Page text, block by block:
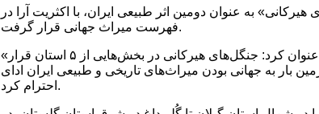
به عنوان دومین اثر طبیعی ایران، با اکثریت آرا در
فهرست میراث جهانی قرار گرفت.
«حجت الله ایوبی» دبیرکل کمیسیون ملی یونسکو در ایران عنوان کرد: جنگل‌های هیرکانی در بخش‌هایی از ۵ استان قرار
بار به جهانی بودن میراث‌های تاریخی و طبیعی ایران ادای
احترام کرد.